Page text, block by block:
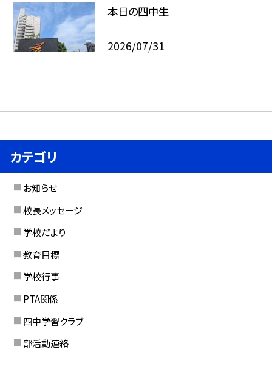
本日の四中生
2026/07/31
カテゴリ
お知らせ
校長メッセージ
学校だより
教育目標
学校行事
PTA関係
四中学習クラブ
部活動連絡